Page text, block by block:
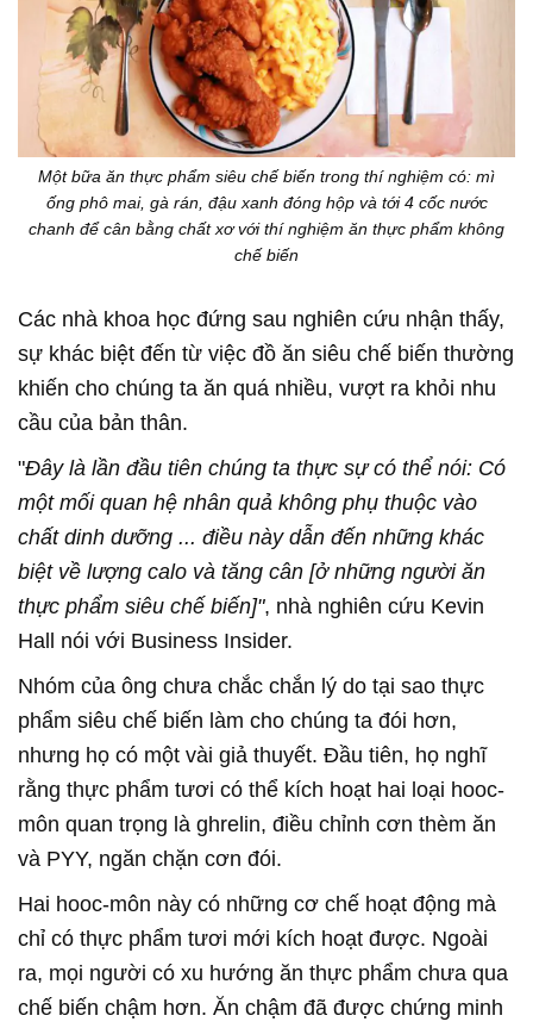
Một bữa ăn thực phẩm siêu chế biến trong thí nghiệm có: mì
ống phô mai, gà rán, đậu xanh đóng hộp và tới 4 cốc nước
chanh để cân bằng chất xơ với thí nghiệm ăn thực phẩm không
chế biến
Các nhà khoa học đứng sau nghiên cứu nhận thấy,
sự khác biệt đến từ việc đồ ăn siêu chế biến thường
khiến cho chúng ta ăn quá nhiều, vượt ra khỏi nhu
cầu của bản thân.
"Đây là lần đầu tiên chúng ta thực sự có thể nói: Có
một mối quan hệ nhân quả không phụ thuộc vào
chất dinh dưỡng ... điều này dẫn đến những khác
biệt về lượng calo và tăng cân [ở những người ăn
thực phẩm siêu chế biến]", nhà nghiên cứu Kevin
Hall nói với Business Insider.
Nhóm của ông chưa chắc chắn lý do tại sao thực
phẩm siêu chế biến làm cho chúng ta đói hơn,
nhưng họ có một vài giả thuyết. Đầu tiên, họ nghĩ
rằng thực phẩm tươi có thể kích hoạt hai loại hooc-
môn quan trọng là ghrelin, điều chỉnh cơn thèm ăn
và PYY, ngăn chặn cơn đói.
Hai hooc-môn này có những cơ chế hoạt động mà
chỉ có thực phẩm tươi mới kích hoạt được. Ngoài
ra, mọi người có xu hướng ăn thực phẩm chưa qua
chế biến chậm hơn. Ăn chậm đã được chứng minh